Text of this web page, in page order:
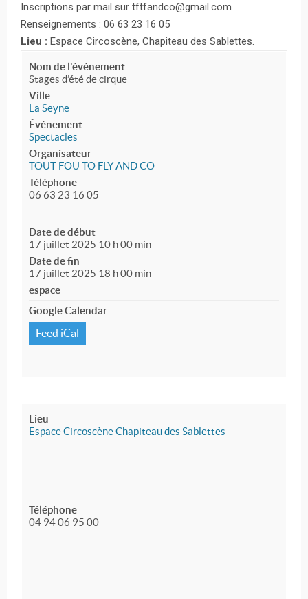
Inscriptions par mail sur tftfandco@gmail.com
Renseignements : 06 63 23 16 05
Lieu : Espace Circoscène, Chapiteau des Sablettes.
Nom de l'événement
Stages d’été de cirque
Ville
La Seyne
Événement
Spectacles
Organisateur
TOUT FOU TO FLY AND CO
Téléphone
06 63 23 16 05
Date de début
17 juillet 2025 10 h 00 min
Date de fin
17 juillet 2025 18 h 00 min
espace
Google Calendar
Feed iCal
Lieu
Espace Circoscène Chapiteau des Sablettes
Téléphone
04 94 06 95 00